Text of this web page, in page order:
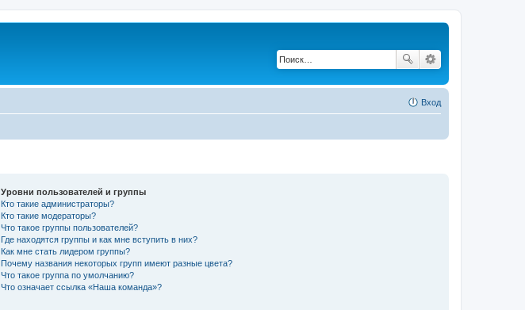
Вход
Уровни пользователей и группы
Кто такие администраторы?
Кто такие модераторы?
Что такое группы пользователей?
Где находятся группы и как мне вступить в них?
Как мне стать лидером группы?
Почему названия некоторых групп имеют разные цвета?
Что такое группа по умолчанию?
Что означает ссылка «Наша команда»?